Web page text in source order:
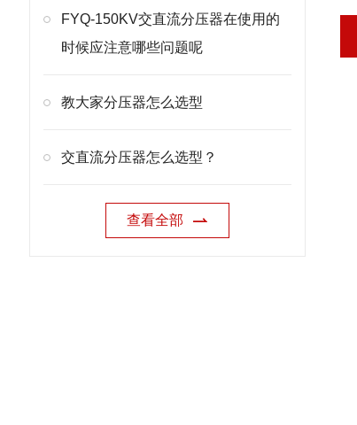
FYQ-150KV交直流分压器在使用的
时候应注意哪些问题呢
教大家分压器怎么选型
交直流分压器怎么选型？
查看全部